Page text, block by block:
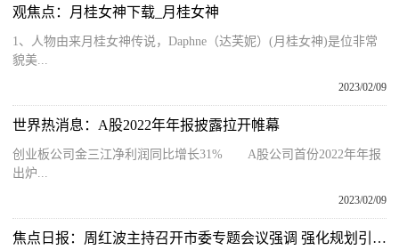
观焦点：月桂女神下载_月桂女神
1、人物由来月桂女神传说，Daphne（达芙妮）(月桂女神)是位非常
貌美...
2023/02/09
世界热消息：A股2022年年报披露拉开帷幕
创业板公司金三江净利润同比增长31% A股公司首份2022年年报
出炉...
2023/02/09
焦点日报：周红波主持召开市委专题会议强调 强化规划引领 严抓规划落实 为高质量发展提供坚实保障